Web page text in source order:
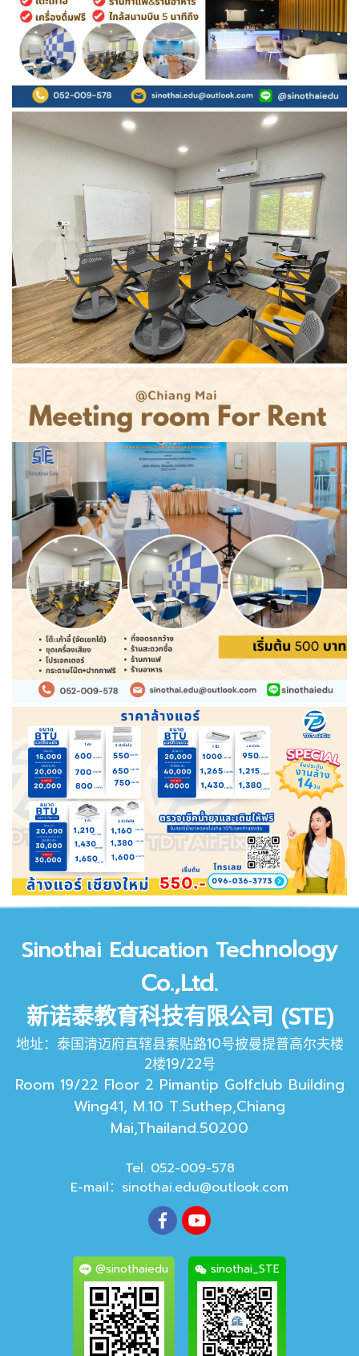
Sinothai Education Technology
Co.,Ltd.
新诺泰教育科技有限公司 (STE)
地址：泰国清迈府直辖县素贴路10号披曼提普高尔夫楼
2楼19/22号
Room 19/22 Floor 2 Pimantip Golfclub Building
Wing41, M.10 T.Suthep,Chiang
Mai,Thailand.50200
Tel. 052-009-578
E-mail： sinothai.edu@outlook.com
@sinothaiedu sinothai_STE